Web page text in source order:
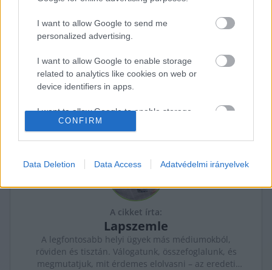
I want to allow Google to send me
personalized advertising.
I want to allow Google to enable storage
related to analytics like cookies on web or
device identifiers in apps.
I want to allow Google to enable storage
related to functionality of the website or app.
related to personalization.
I want to allow Google to enable storage
related to security, including authentication
functionality and fraud prevention, and other
CONFIRM
Data Deletion Data Access Adatvédelmi irányelvek
Összes videó
A cikket írta:
Lapszemle
A legfontosabb helyi ügyek más médiumokból,
röviden és tisztán. Válogatunk, összefoglalunk, és
megmutatjuk, mit érdemes elolvasni – az eredeti